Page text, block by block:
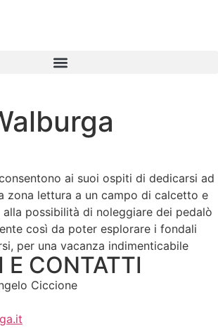
ai suoi ospiti di dedicarsi ad
zona lettura a un campo di calcetto e
possibilità di noleggiare dei pedalò
così da poter esplorare i fondali
per una vacanza indimenticabile
E CONTATTI
Ciccione